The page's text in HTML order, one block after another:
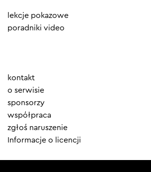
lekcje pokazowe
poradniki video
Element
menu
kontakt
o serwisie
sponsorzy
współpraca
zgłoś naruszenie
Informacje o licencji